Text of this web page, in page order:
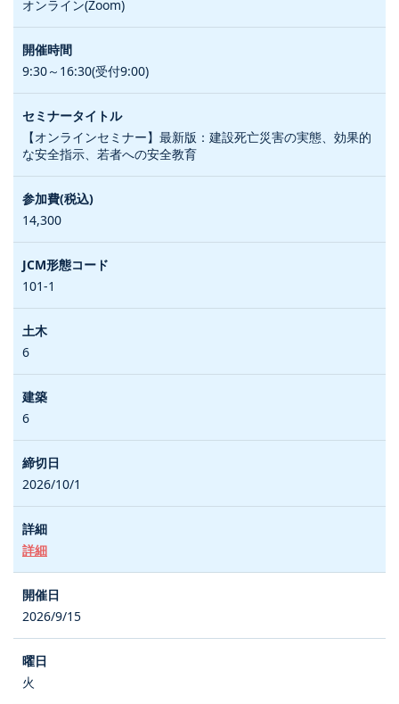
オンライン(Zoom)
9:30～16:30(受付9:00)
【オンラインセミナー】最新版：建設死亡災害の実態、効果的
な安全指示、若者への安全教育
14,300
101-1
6
6
2026/10/1
詳細
2026/9/15
火